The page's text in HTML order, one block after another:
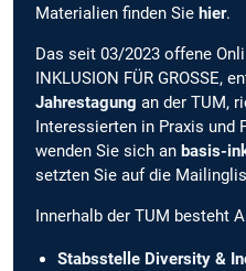
Materialien finden Sie hier.
Das seit 03/2023 offene
INKLUSION FÜR GROSSE,
Jahrestagung an der TUM,
Interessierten in Praxis und
wenden Sie sich an basis-
setzten Sie auf die
Innerhalb der TUM besteht
Stabsstelle Diversity &